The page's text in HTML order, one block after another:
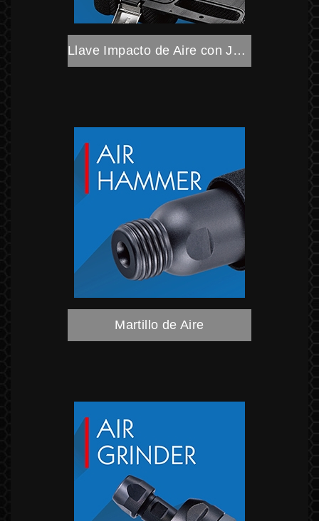
Llave Impacto de Aire con Juego de Dado
Martillo de Aire